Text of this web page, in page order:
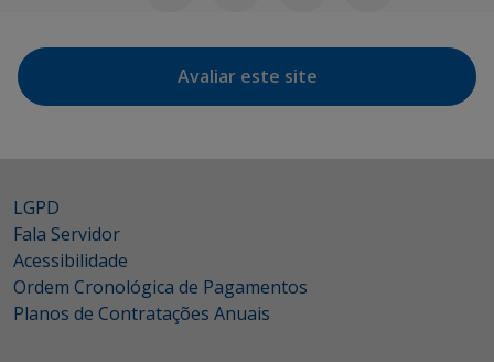
Avaliar este site
LGPD
Fala Servidor
Acessibilidade
Ordem Cronológica de Pagamentos
Planos de Contratações Anuais